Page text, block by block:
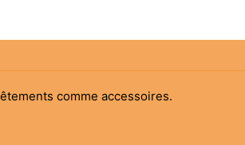
comme accessoires.